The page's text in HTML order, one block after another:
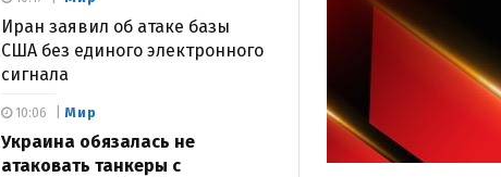
Иран заявил об атаке базы
США без единого электронного
сигнала
Мир
Украина обязалась не
атаковать танкеры с
10:06